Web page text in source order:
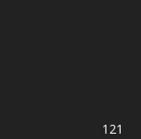
121